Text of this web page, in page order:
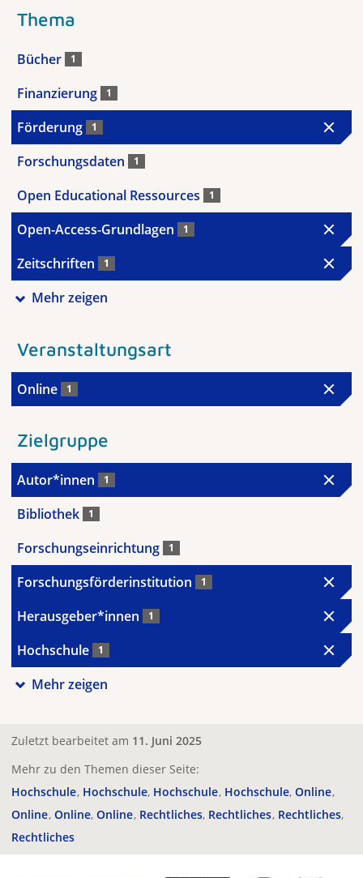
Thema
Bücher 1
Finanzierung 1
Förderung 1
Forschungsdaten 1
Open Educational Ressources 1
Open-Access-Grundlagen 1
Zeitschriften 1
Mehr zeigen
Veranstaltungsart
Online 1
Zielgruppe
Autor*innen 1
Bibliothek 1
Forschungseinrichtung 1
Forschungsförderinstitution 1
Herausgeber*innen 1
Hochschule 1
Mehr zeigen
Zuletzt bearbeitet am 11. Juni 2025
Mehr zu den Themen dieser Seite:
Hochschule Hochschule Hochschule Hochschule Online
Online Online Online Rechtliches Rechtliches Rechtliches
Rechtliches